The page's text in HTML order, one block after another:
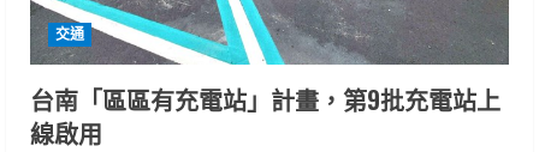
交通
台南「區區有充電站」計畫，第9批充電站上
線啟用